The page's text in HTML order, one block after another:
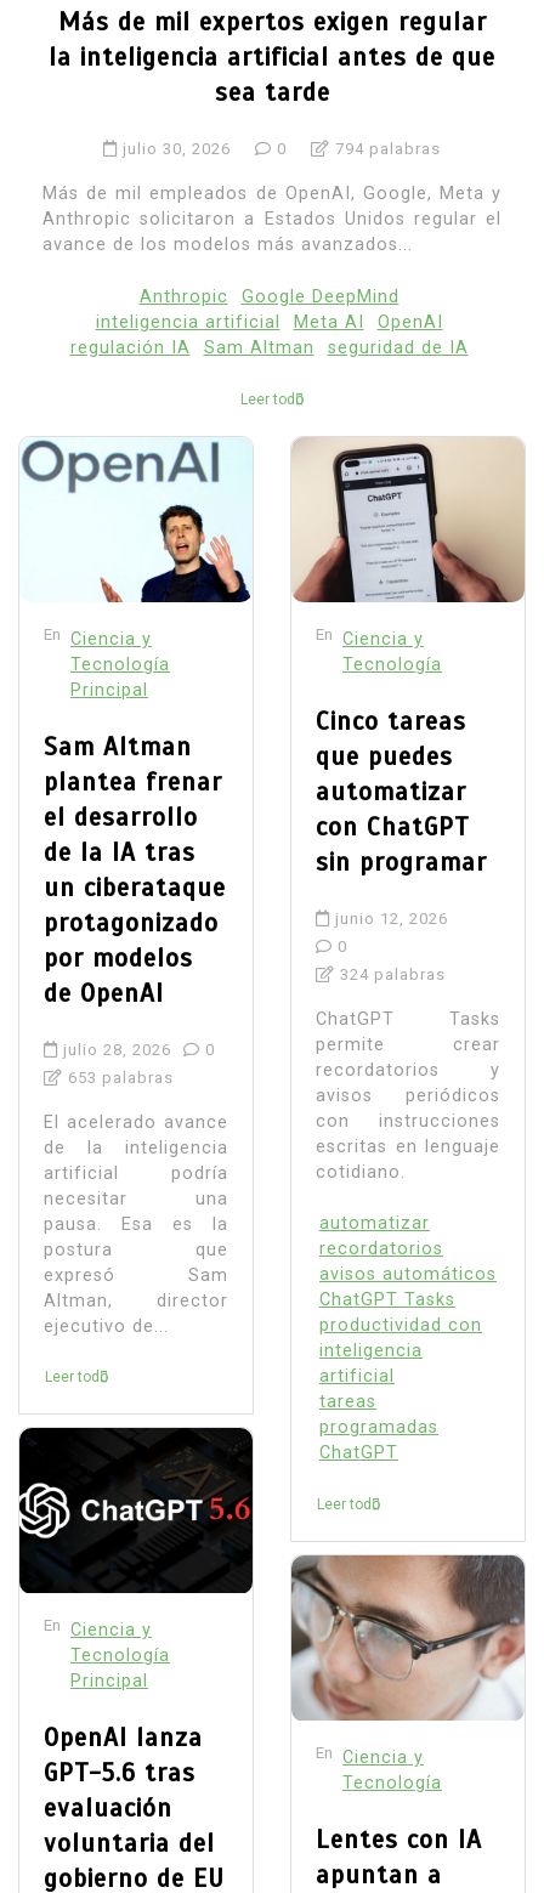
Más de mil expertos exigen regular
la inteligencia artificial antes de que
sea tarde
julio 30, 2026 0 794 palabras
Más de mil empleados de OpenAI, Google, Meta y
Anthropic solicitaron a Estados Unidos regular el
avance de los modelos más avanzados...
Anthropic
Google DeepMind
inteligencia artificial
Meta AI
OpenAI
regulación IA
Sam Altman seguridad de IA
Leer todo
En Ciencia y
Tecnología
Principal
Sam Altman
plantea frenar
el desarrollo
de la IA tras
un ciberataque
protagonizado
por modelos
de OpenAI
julio 28, 2026
0
653 palabras
El acelerado avance
de la inteligencia
artificial podría
necesitar una
pausa. Esa es la
postura que
expresó Sam
Altman, director
ejecutivo de...
Leer todo
En Ciencia y
Tecnología
Principal
OpenAI lanza
GPT-5.6 tras
evaluación
voluntaria del
gobierno de EU
En Ciencia y
Tecnología
Cinco tareas
que puedes
automatizar
con ChatGPT
sin programar
junio 12, 2026
0
324 palabras
ChatGPT Tasks
permite crear
recordatorios y
avisos periódicos
con instrucciones
escritas en lenguaje
cotidiano.
automatizar
recordatorios
avisos automáticos
ChatGPT Tasks
productividad con
inteligencia
artificial
tareas
programadas
ChatGPT
Leer todo
En Ciencia y
Tecnología
Lentes con IA
apuntan a